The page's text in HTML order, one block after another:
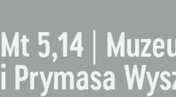
Mt 5,14 |
i Prymasa